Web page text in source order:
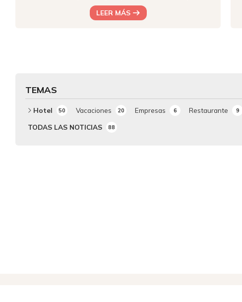
TEMAS
TODAS LAS NOTICIAS 88
Hotel 50 Vacaciones 20 Empresas 6 Restaurante 9
Por eso mismo, cada vez más profesionales optan por
celebrar sus encuentros en hoteles como el nuestro,
LEER MÁS